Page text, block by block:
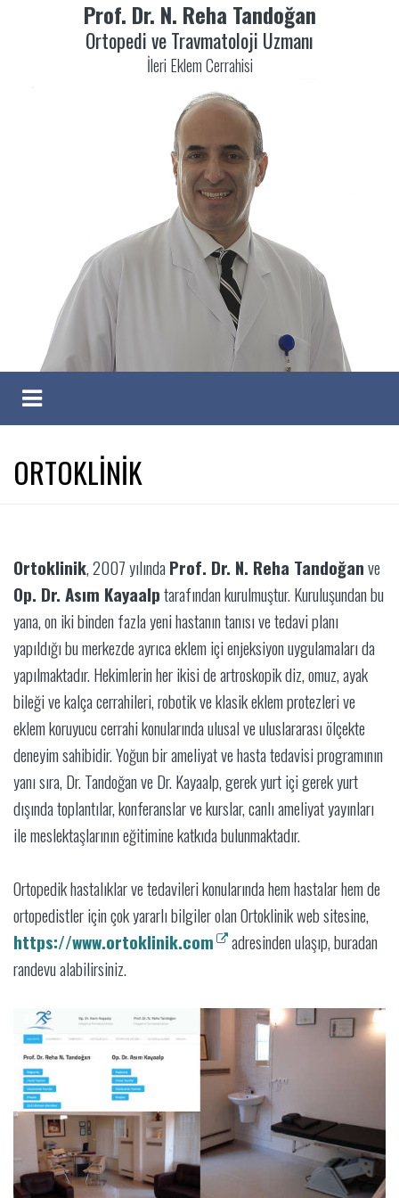
Prof. Dr. N. Reha Tandoğan
Ortopedi ve Travmatoloji Uzmanı
İleri Eklem Cerrahisi
ORTOKLİNİK
Ortoklinik, 2007 yılında Prof. Dr. N. Reha Tandoğanve
Op. Dr. Asım Kayaalptarafından kurulmuştur. Kuruluşundan bu
yana, on iki binden fazla yeni hastanın tanısı ve tedavi planı
yapıldığı bu merkezde ayrıca eklem içi enjeksiyon uygulamaları da
yapılmaktadır. Hekimlerin her ikisi de artroskopik diz, omuz, ayak
bileği ve kalça cerrahileri, robotik ve klasik eklem protezleri ve
eklem koruyucu cerrahi konularında ulusal ve uluslararası ölçekte
deneyim sahibidir. Yoğun bir ameliyat ve hasta tedavisi programının
yanı sıra, Dr. Tandoğan ve Dr. Kayaalp, gerek yurt içi gerek yurt
dışında toplantılar, konferanslar ve kurslar, canlı ameliyat yayınları
ile meslektaşlarının eğitimine katkıda bulunmaktadır.
Ortopedik hastalıklar ve tedavileri konularında hem hastalar hem de
ortopedistler için çok yararlı bilgiler olan Ortoklinik web sitesine,
https://www.ortoklinik.com
adresinden ulaşıp, buradan
randevu alabilirsiniz.